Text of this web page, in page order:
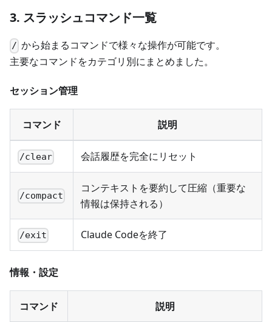
3. スラッシュコマンド一覧
/ から始まるコマンドで様々な操作が可能です。
主要なコマンドをカテゴリ別にまとめました。
セッション管理
コマンド 説明
/clear 会話履歴を完全にリセット
/compact
コンテキストを要約して圧縮（重要な
情報は保持される）
/exit Claude Codeを終了
情報・設定
コマンド 説明